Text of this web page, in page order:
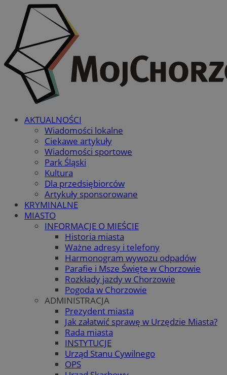
AKTUALNOŚCI
Wiadomości lokalne
Ciekawe artykuły
Wiadomości sportowe
Park Śląski
Kultura
Dla przedsiębiorców
Artykuły sponsorowane
KRYMINALNE
MIASTO
INFORMACJE O MIEŚCIE
Historia miasta
Ważne adresy i telefony
Harmonogram wywozu odpadów
Parafie i Msze Święte w Chorzowie
Rozkłady jazdy w Chorzowie
Pogoda w Chorzowie
ADMINISTRACJA
Prezydent miasta
Jak załatwić sprawę w Urzędzie Miasta?
Rada miasta
INSTYTUCJE
Urząd Stanu Cywilnego
OPS